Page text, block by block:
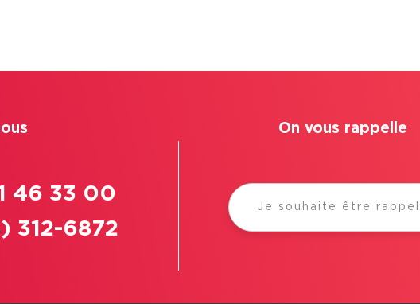
46 33 00
312-6872
On vous rappelle
Je souhaite être